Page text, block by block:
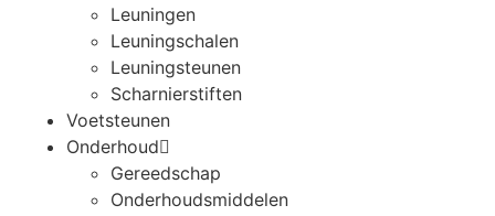
Leuningen
Leuningschalen
Leuningsteunen
Scharnierstiften
Voetsteunen
Onderhoud
Gereedschap
Onderhoudsmiddelen